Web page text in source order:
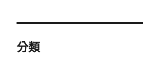
分類